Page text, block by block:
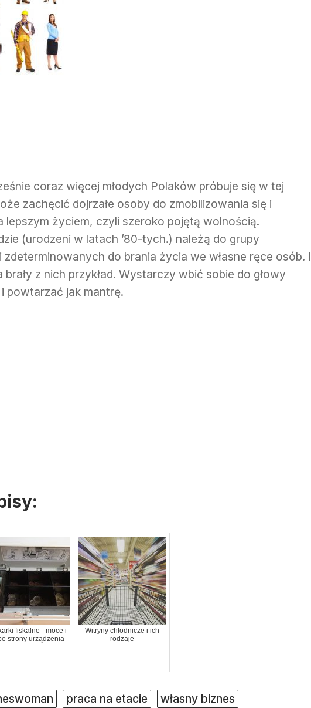
coraz więcej młodych Polaków próbuje się w tej
zachęcić dojrzałe osoby do zmobilizowania się i
lepszym życiem, czyli szeroko pojętą wolnością.
(urodzeni w latach ’80-tych.) należą do grupy
zdeterminowanych do brania życia we własne ręce osób. I
brały z nich przykład. Wystarczy wbić sobie do głowy
powtarzać jak mantrę.
fiskalne - moce i
strony urządzenia
Witryny chłodnicze i ich
rodzaje
praca na etacie
własny biznes